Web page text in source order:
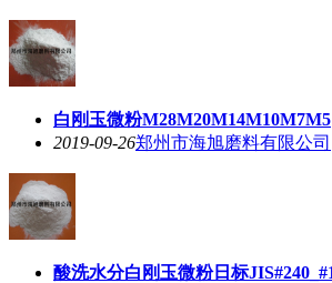
白刚玉微粉M28M20M14M10M7M5
2019-09-26郑州市海旭磨料有限公司
酸洗水分白刚玉微粉日标